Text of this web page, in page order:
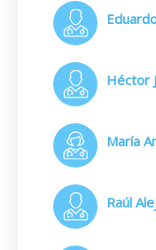
Héctor
María
Raúl